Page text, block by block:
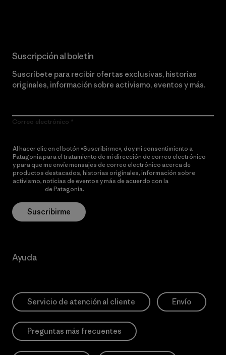
Suscripción al boletín
Suscríbete para recibir ofertas exclusivas, historias
originales, información sobre activismo, eventos y más.
Correo electrónico
Al hacer clic en el botón «Suscribirme», doy mi consentimiento a
Patagonia para el tratamiento de mi dirección de correo electrónico
y para que me envíe mensajes de correo electrónico acerca de
productos destacados, historias originales, información sobre
activismo, noticias de eventos y más de acuerdo con la
de Patagonia.
Suscribirme
Ayuda
Servicio de atención al cliente Envío
Preguntas más frecuentes